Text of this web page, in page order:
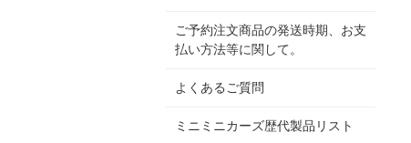
ご予約注文商品の発送時期、お支
払い方法等に関して。
よくあるご質問
ミニミニカーズ歴代製品リスト